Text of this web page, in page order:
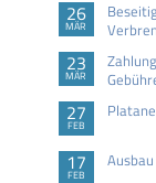
26
MÄR
23
MÄR
27
FEB
17
FEB